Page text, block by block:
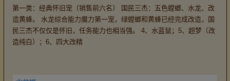
第一类：经典怀旧宠（销售前六名） 国民三杰：五色螳螂、水龙、改
造黄蜂。 水龙综合能力魔力第一宠，绿螳螂和黄蜂已经完成改造，国
民三杰不仅仅是怀旧，任务能力也相当强。 4、水蓝鼠；5、超梦（改
造纯白）；6、四大改精